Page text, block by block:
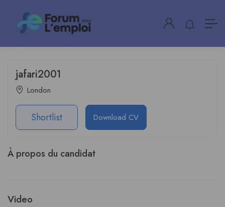
jafari2001
London
Shortlist Download CV
À propos du candidat
Video